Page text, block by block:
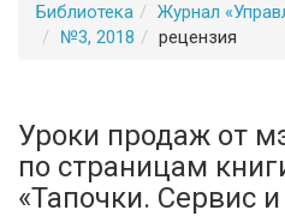
Библиотека
Журнал
№3, 2018
рецензия
Уроки продаж от
по страницам
«Тапочки. Сервис